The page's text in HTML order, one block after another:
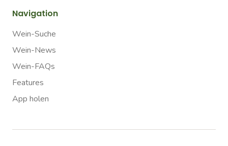
Navigation
Wein-Suche
Wein-News
Wein-FAQs
Features
App holen